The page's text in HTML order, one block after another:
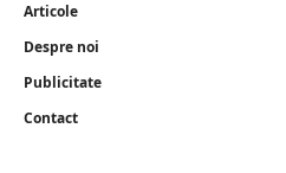
Articole
Despre noi
Publicitate
Contact